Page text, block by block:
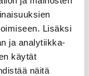
Lisäksi
ja analytiikka-
käytät
näitä
2
1
1
1